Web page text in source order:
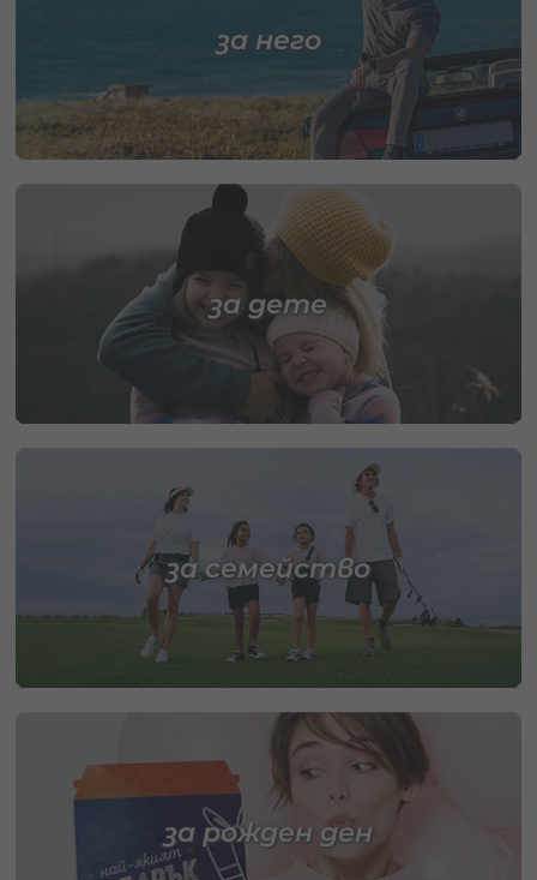
за него
за дете
за семейство
за рожден ден